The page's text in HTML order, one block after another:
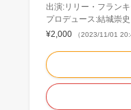
出演:リリー・フラン
プロデュース:結城崇史
¥2,000
（2023/11/01